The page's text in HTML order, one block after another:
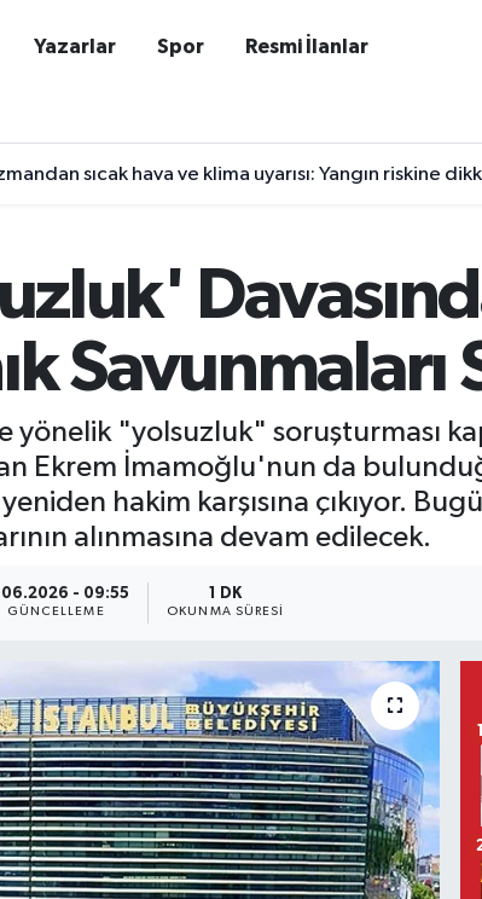
Yazarlar Spor Resmi İlanlar
sıcak hava ve klima uyarısı: Yangın riskine
Savunmaları
yönelik "yolsuzluk" soruşturması
Ekrem İmamoğlu'nun da
hakim karşısına çıkıyor.
alınmasına devam edilecek.
- 09:55
GÜNCELLEME
1 DK
OKUNMA SÜRESI
1